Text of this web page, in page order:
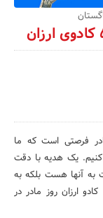
کارآفرینی و استارتاپ
نفت، انرژی و صنایع
کسب و کار و خرده فروشی
صنایع غذایی و کشاورزی
بهداشت و درمان
شهر و جامعه
محیط زیست
تبلیغات و روابط عمومی
نشریات و کتاب
سینما و تئاتر
صنایع دستی
مکان‌های ورزشی
تجهیزات ورزشی
روانشناسی و موفقیت
مد و لباس
جشنواره، نمایشگاه و
مسابقه و فراخوان
فرصتی است که ما
کنیم. یک هدیه با دقت
به آنها هست بلکه به
آنها یادآوری می‌کند که چقدر ارزشمندند. در اینجا 5 کادو ارزان روز مادر در